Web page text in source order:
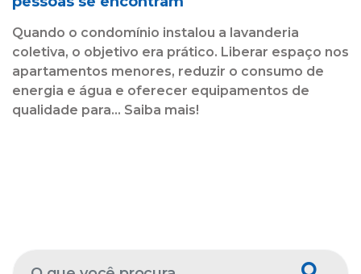
Quando o condomínio instalou a lavanderia
coletiva, o objetivo era prático. Liberar espaço nos
apartamentos menores, reduzir o consumo de
energia e água e oferecer equipamentos de
qualidade para... Saiba mais!